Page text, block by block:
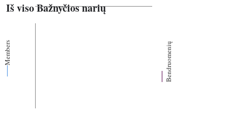
Iš viso Bažnyčios narių
Members Bendruomenių